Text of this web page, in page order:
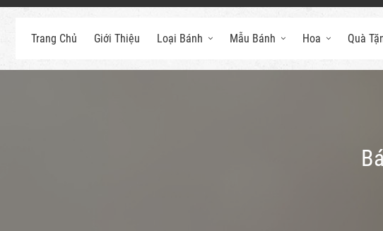
Trang Chủ Giới Thiệu Loại Bánh Mẫu Bánh Hoa Quà